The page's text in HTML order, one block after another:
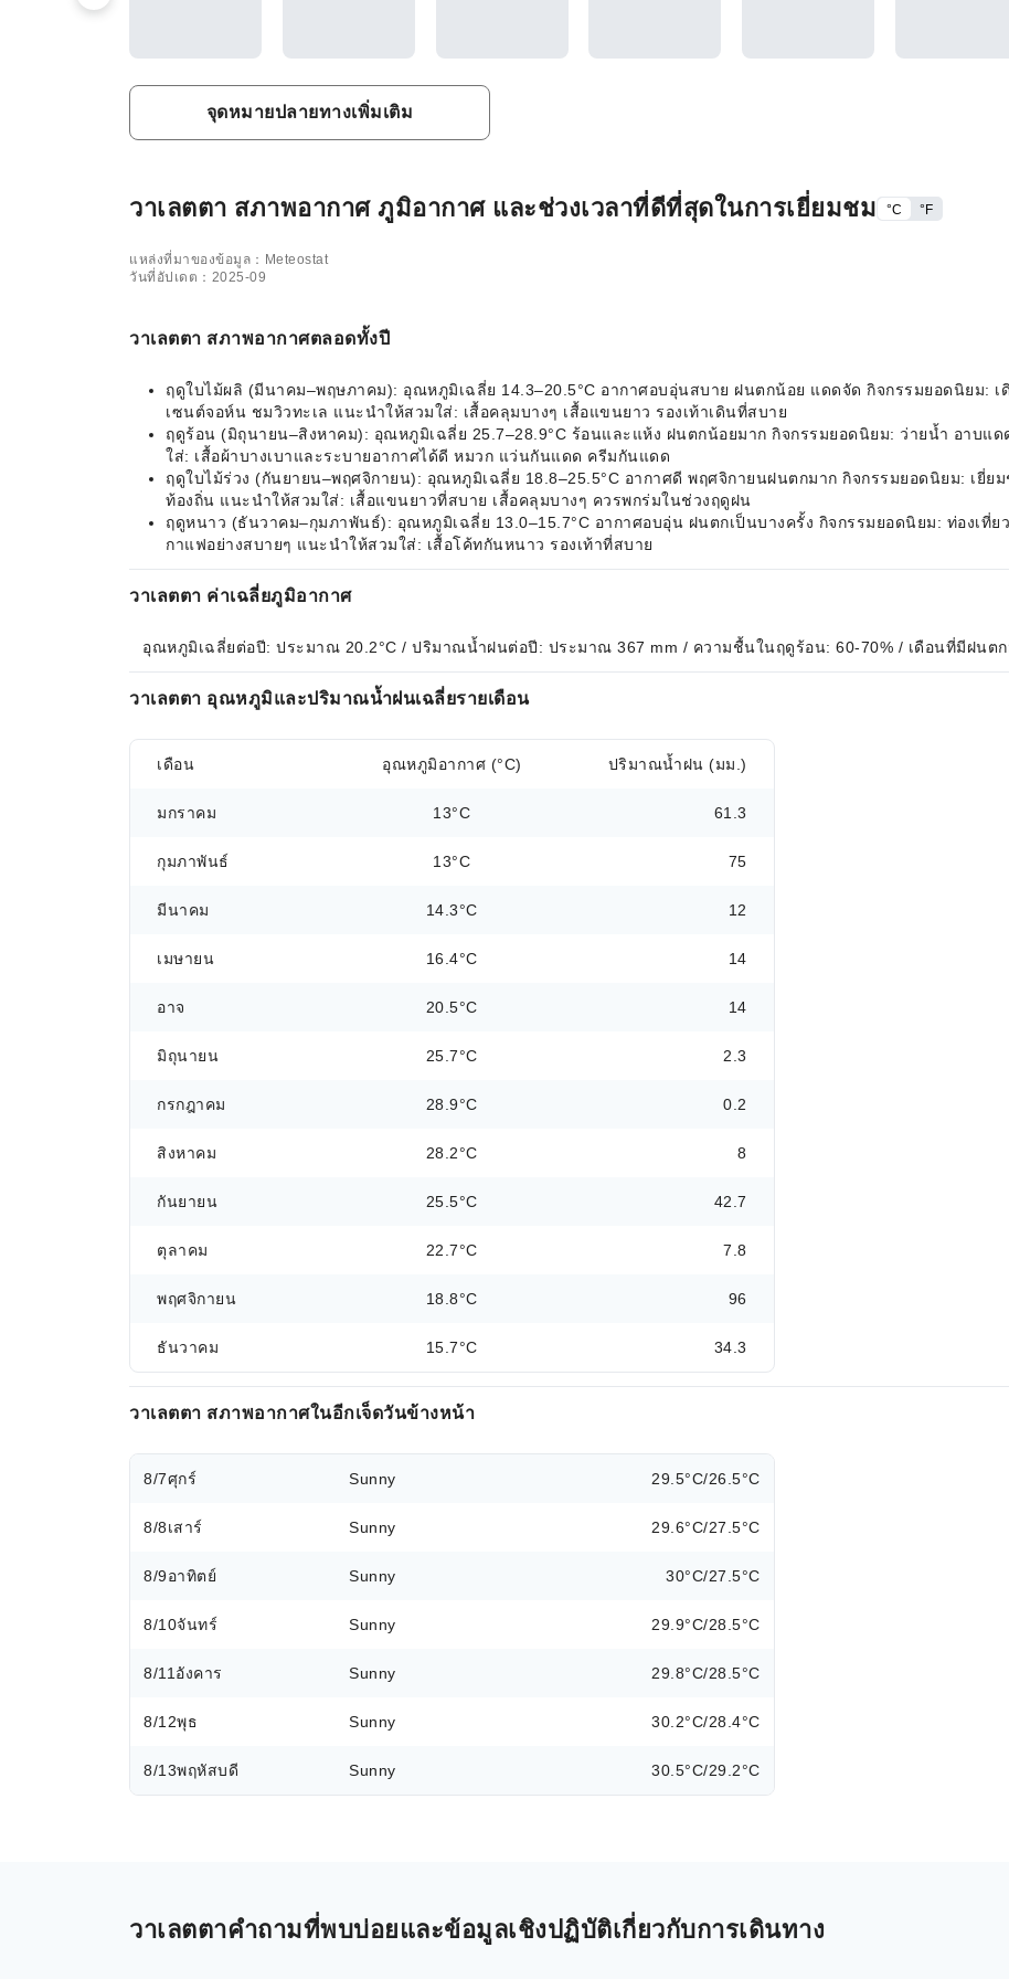
จุดหมายปลายทางเพิ่มเติม
วาเลตตา สภาพอากาศ ภูมิอากาศ และช่วงเวลาที่ดีที่สุดในการเยี่ยมชม °C °F
แหล่งที่มาของข้อมูล：Meteostat
วันที่อัปเดต：2025-09
วาเลตตา สภาพอากาศตลอดทั้งปี
ฤดูใบไม้ผลิ (มีนาคม–พฤษภาคม): อุณหภูมิเฉลี่ย 14.3–20.5°C อากาศอบอุ่นสบาย ฝนตกน้อย แดดจัด กิจกรรมยอดนิยม: เ
เซนต์จอห์น ชมวิวทะเล แนะนำให้สวมใส่: เสื้อคลุมบางๆ เสื้อแขนยาว รองเท้าเดินที่สบาย
ฤดูร้อน (มิถุนายน–สิงหาคม): อุณหภูมิเฉลี่ย 25.7–28.9°C ร้อนและแห้ง ฝนตกน้อยมาก กิจกรรมยอดนิยม: ว่ายน้ำ อาบแ
ใส่: เสื้อผ้าบางเบาและระบายอากาศได้ดี หมวก แว่นกันแดด ครีมกันแดด
ฤดูใบไม้ร่วง (กันยายน–พฤศจิกายน): อุณหภูมิเฉลี่ย 18.8–25.5°C อากาศดี พฤศจิกายนฝนตกมาก กิจกรรมยอดนิยม: เยี่
ท้องถิ่น แนะนำให้สวมใส่: เสื้อแขนยาวที่สบาย เสื้อคลุมบางๆ ควรพกร่มในช่วงฤดูฝน
ฤดูหนาว (ธันวาคม–กุมภาพันธ์): อุณหภูมิเฉลี่ย 13.0–15.7°C อากาศอบอุ่น ฝนตกเป็นบางครั้ง กิจกรรมยอดนิยม: ท่องเที่
กาแฟอย่างสบายๆ แนะนำให้สวมใส่: เสื้อโค้ทกันหนาว รองเท้าที่สบาย
วาเลตตา ค่าเฉลี่ยภูมิอากาศ
อุณหภูมิเฉลี่ยต่อปี: ประมาณ 20.2°C / ปริมาณน้ำฝนต่อปี: ประมาณ 367 mm / ความชื้นในฤดูร้อน: 60-70% / เดือนที่มีฝนต
วาเลตตา อุณหภูมิและปริมาณน้ำฝนเฉลี่ยรายเดือน
เดือน อุณหภูมิอากาศ (°C) ปริมาณน้ำฝน (มม.)
มกราคม 13°C 61.3
กุมภาพันธ์ 13°C 75
มีนาคม 14.3°C 12
เมษายน 16.4°C 14
อาจ 20.5°C 14
มิถุนายน 25.7°C 2.3
กรกฎาคม 28.9°C 0.2
สิงหาคม 28.2°C 8
กันยายน 25.5°C 42.7
ตุลาคม 22.7°C 7.8
พฤศจิกายน 18.8°C 96
ธันวาคม 15.7°C 34.3
วาเลตตา สภาพอากาศในอีกเจ็ดวันข้างหน้า
8/7ศุกร์ Sunny 29.5°C/26.5°C
8/8เสาร์ Sunny 29.6°C/27.5°C
8/9อาทิตย์ Sunny 30°C/27.5°C
8/10จันทร์ Sunny 29.9°C/28.5°C
8/11 อังคาร Sunny 29.8°C/28.5°C
8/12พุธ Sunny 30.2°C/28.4°C
8/13พฤหัสบดี Sunny 30.5°C/29.2°C
วาเลตตาคำถามที่พบบ่อยและข้อมูลเชิงปฏิบัติเกี่ยวกับการเดินทาง